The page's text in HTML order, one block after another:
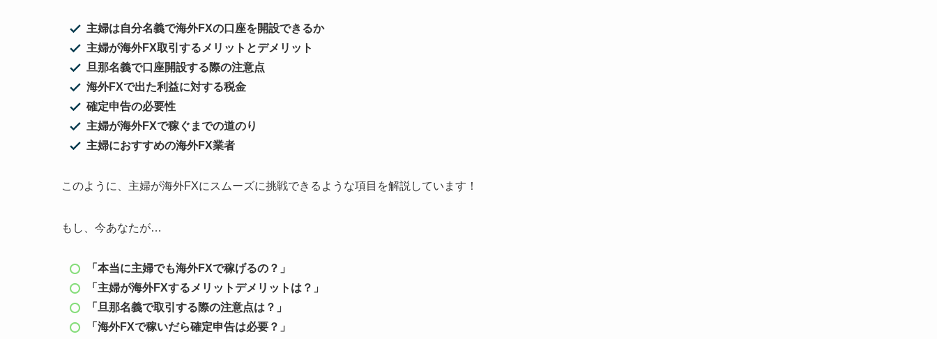
主婦は自分名義で海外FXの口座を開設できるか
主婦が海外FX取引するメリットとデメリット
旦那名義で口座開設する際の注意点
海外FXで出た利益に対する税金
確定申告の必要性
主婦が海外FXで稼ぐまでの道のり
主婦におすすめの海外FX業者
このように、主婦が海外FXにスムーズに挑戦できるような項目を解説しています！
もし、今あなたが…
「本当に主婦でも海外FXで稼げるの？」
「主婦が海外FXするメリットデメリットは？」
「旦那名義で取引する際の注意点は？」
「海外FXで稼いだら確定申告は必要？」